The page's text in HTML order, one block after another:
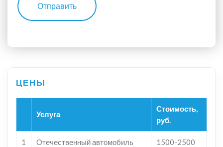
Отправить
Услуга
Стоимость,
руб.
1 Отечественный автомобиль 1500-2500